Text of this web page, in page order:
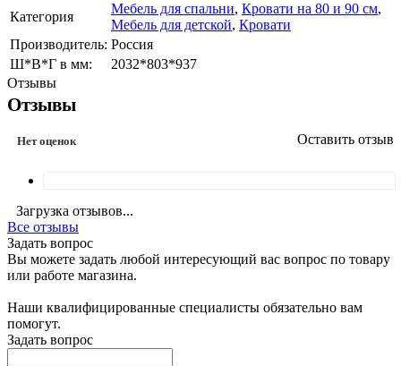
Категория
Мебель для спальни, Кровати на 80 и 90 см,
Мебель для детской, Кровати
Производитель: Россия
Ш*В*Г в мм:
2032*803*937
Отзывы
Отзывы
Нет оценок Оставить отзыв
Загрузка отзывов...
Все отзывы
Задать вопрос
Вы можете задать любой интересующий вас вопрос по товару
или работе магазина.
Наши квалифицированные специалисты обязательно вам
помогут.
Задать вопрос